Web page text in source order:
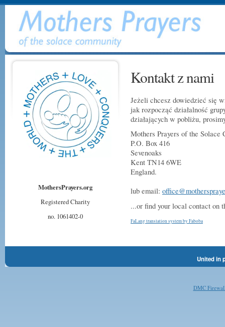
Kontakt z nami
Jeżeli chcesz dowiedzieć się
jak rozpocząć działalność
działających w pobliżu,
Mothers Prayers of the Solace
P.O. Box 416
Sevenoaks
Kent TN14 6WE
England.
lub email:
...or find your local contact on
FaLang translation system by Faboba
MothersPrayers.org
Registered Charity
no. 1061402-0
United in
DMC